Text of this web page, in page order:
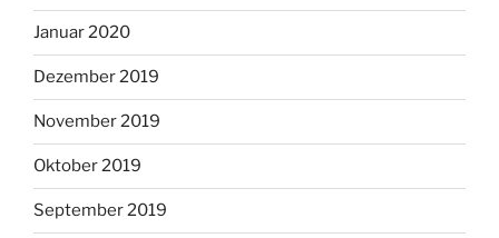
Januar 2020
Dezember 2019
November 2019
Oktober 2019
September 2019